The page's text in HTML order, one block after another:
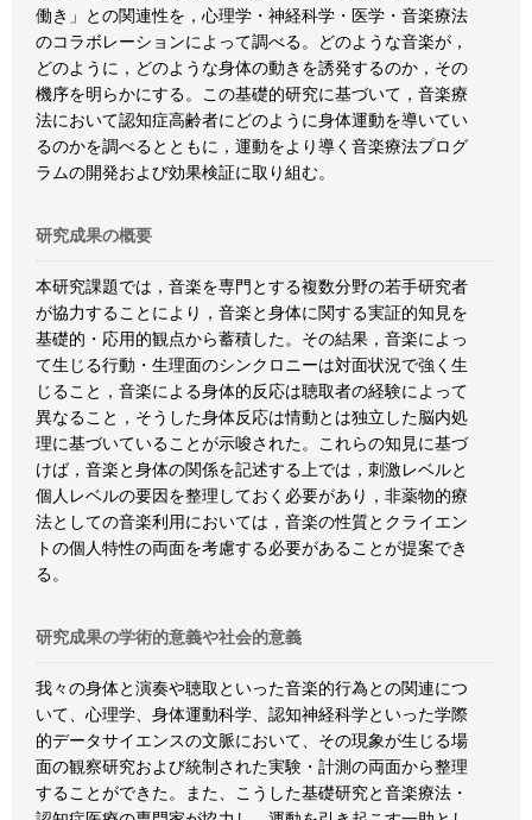
働き」との関連性を，心理学・神経科学・医学・音楽療法
のコラボレーションによって調べる。どのような音楽が，
どのように，どのような身体の動きを誘発するのか，その
機序を明らかにする。この基礎的研究に基づいて，音楽療
法において認知症高齢者にどのように身体運動を導いてい
るのかを調べるとともに，運動をより導く音楽療法プログ
ラムの開発および効果検証に取り組む。
研究成果の概要
本研究課題では，音楽を専門とする複数分野の若手研究者
が協力することにより，音楽と身体に関する実証的知見を
基礎的・応用的観点から蓄積した。その結果，音楽によっ
て生じる行動・生理面のシンクロニーは対面状況で強く生
じること，音楽による身体的反応は聴取者の経験によって
異なること，そうした身体反応は情動とは独立した脳内処
理に基づいていることが示唆された。これらの知見に基づ
けば，音楽と身体の関係を記述する上では，刺激レベルと
個人レベルの要因を整理しておく必要があり，非薬物的療
法としての音楽利用においては，音楽の性質とクライエン
トの個人特性の両面を考慮する必要があることが提案でき
る。
研究成果の学術的意義や社会的意義
我々の身体と演奏や聴取といった音楽的行為との関連につ
いて、心理学、身体運動科学、認知神経科学といった学際
的データサイエンスの文脈において、その現象が生じる場
面の観察研究および統制された実験・計測の両面から整理
することができた。また、こうした基礎研究と音楽療法・